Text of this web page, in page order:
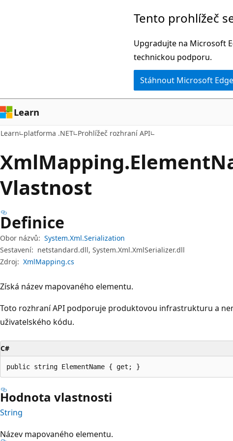
Tento prohlížeč
Upgradujte na Microsoft
technickou podporu.
Stáhnout Microsoft Edge
Learn
Learn platforma .NET Prohlížeč rozhraní API
XmlMapping.Element
Vlastnost
Definice
Obor názvů: System.Xml.Serialization
Sestavení: netstandard.dll, System.Xml.XmlSerializer.dll
Zdroj: XmlMapping.cs
Získá název mapovaného elementu.
Toto rozhraní API podporuje produktovou infrastrukturu a
uživatelského kódu.
C#
public string ElementName { get; }
Hodnota vlastnosti
String
Název mapovaného elementu.